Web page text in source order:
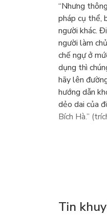
“Nhưng
pháp cụ thể,
người khác.
người làm
chế ngự ở
dụng thì
hãy lên
hướng dẫn
dẻo dai của
Bích Hà.”
Tin